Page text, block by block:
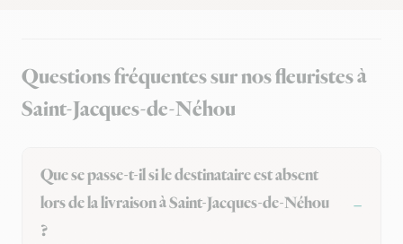
Questions fréquentes sur nos fleuristes à
Saint-Jacques-de-Néhou
Que se passe-t-il si le destinataire est absent
lors de la livraison à Saint-Jacques-de-Néhou
?